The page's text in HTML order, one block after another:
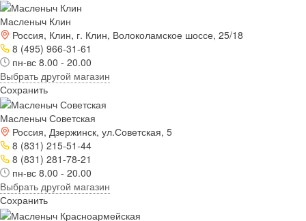
Масленыч Клин
Россия, Клин, г. Клин, Волоколамское шоссе, 25/18
8 (495) 966-31-61
пн-вс 8.00 - 20.00
Выбрать другой магазин
Сохранить
Масленыч Советская
Россия, Дзержинск, ул.Советская, 5
8 (831) 215-51-44
8 (831) 281-78-21
пн-вс 8.00 - 20.00
Выбрать другой магазин
Сохранить